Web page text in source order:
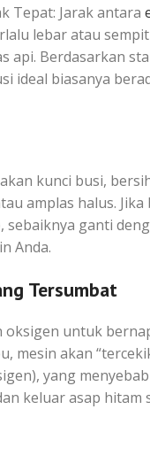
Tepat: Jarak antara
lebar atau
api. Berdasarkan
ideal biasanya
kunci busi,
amplas halus. Jika
sebaiknya ganti
Anda.
Tersumbat
untuk
mesin akan
yang
keluar asap hitam